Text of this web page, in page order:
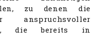
zu denen die
anspruchsvoller
die bereits in